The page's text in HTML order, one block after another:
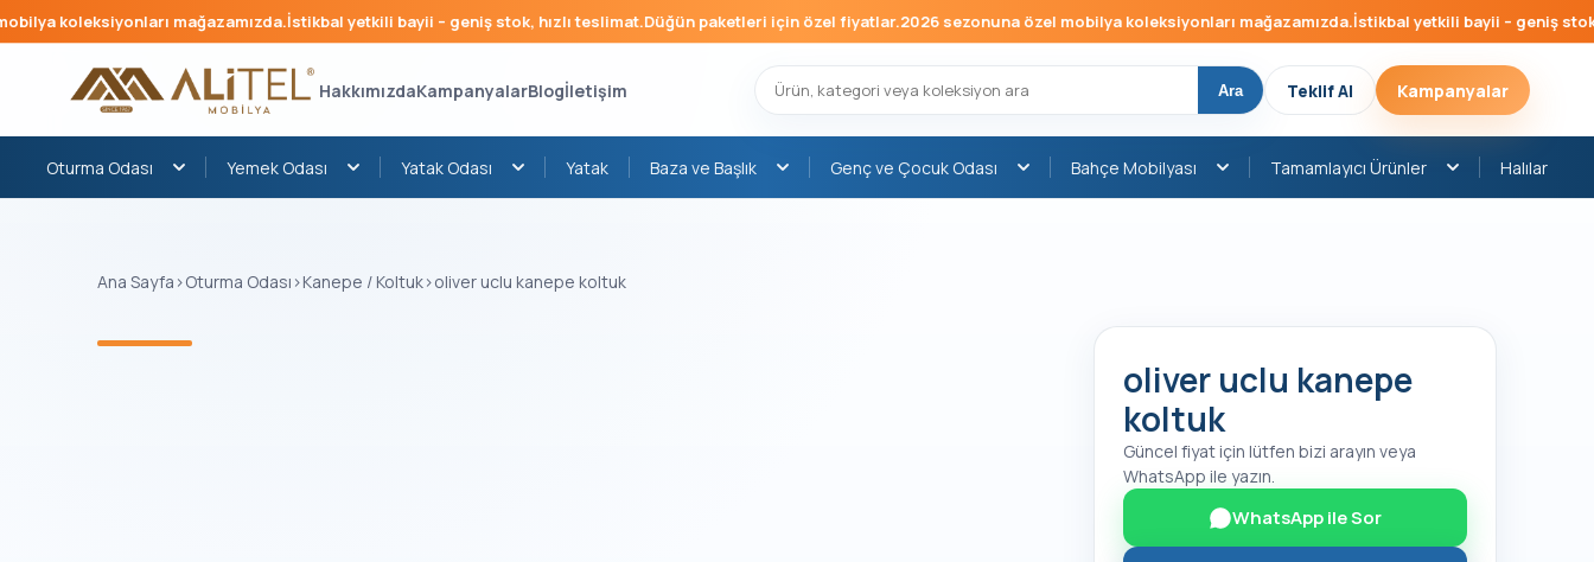
koleksiyonları mağazamızda.İstikbal yetkili bayii – geniş stok, hızlı teslimat.Düğün paketleri için özel fiyatlar.2026 sezonuna özel mobilya koleksiyonları mağazamızda.İstikbal yetkili bayii – geniş stok,
HakkımızdaKampanyalarBlogİletişim Ara Teklif Al Kampanyalar
Oturma Odası Yemek Odası Yatak Odası Yatak Baza ve Başlık Genç ve Çocuk Odası Bahçe Mobilyası Tamamlayıcı Ürünler Halılar
Ana Sayfa ›Oturma Odası ›Kanepe / Koltuk›oliver uclu kanepe koltuk
oliver uclu kanepe
koltuk
Güncel fiyat için lütfen bizi arayın veya
WhatsApp ile yazın.
WhatsApp ile Sor